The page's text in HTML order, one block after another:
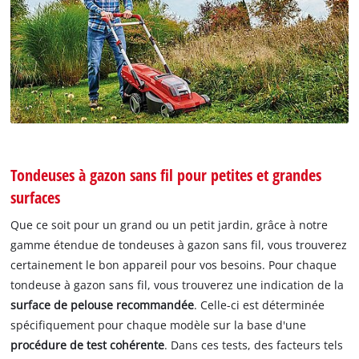
Tondeuses à gazon sans fil pour petites et grandes
surfaces
Que ce soit pour un grand ou un petit jardin, grâce à notre
gamme étendue de tondeuses à gazon sans fil, vous trouverez
certainement le bon appareil pour vos besoins. Pour chaque
tondeuse à gazon sans fil, vous trouverez une indication de la
surface de pelouse recommandée. Celle-ci est déterminée
spécifiquement pour chaque modèle sur la base d'une
procédure de test cohérente. Dans ces tests, des facteurs tels